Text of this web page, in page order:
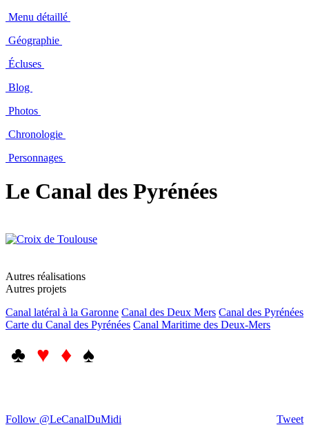
Menu détaillé
Géographie
Écluses
Blog
Photos
Chronologie
Personnages
Le Canal des Pyrénées
Autres réalisations
Autres projets
Canal latéral à la Garonne Canal des Deux Mers Canal des Pyrénées
Carte du Canal des Pyrénées Canal Maritime des Deux-Mers
♣ ♥ ♦ ♠
Tweet
Follow @LeCanalDuMidi